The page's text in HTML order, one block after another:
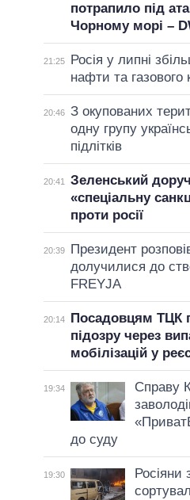
потрапило під
Чорному морі –
21:25
Росія у липні
нафти та газового
20:46 З окупованих
одну групу
підлітків
20:41
Зеленський
«спеціальну
проти росії
20:39
Президент
долучилися до
FREYJA
20:14
Посадовцям ТЦК
підозру через
мобілізацій у
19:34
Справу
до суду
19:30
Росіяни